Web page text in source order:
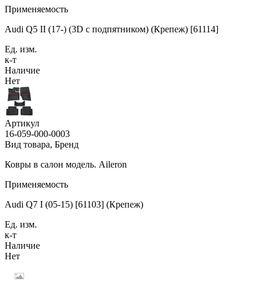
Применяемость
Audi Q5 II (17-) (3D с подпятником) (Крепеж) [61114]
Ед. изм.
к-т
Наличие
Нет
Артикул
16-059-000-0003
Вид товара, Бренд
Ковры в салон модель. Aileron
Применяемость
Audi Q7 I (05-15) [61103] (Крепеж)
Ед. изм.
к-т
Наличие
Нет